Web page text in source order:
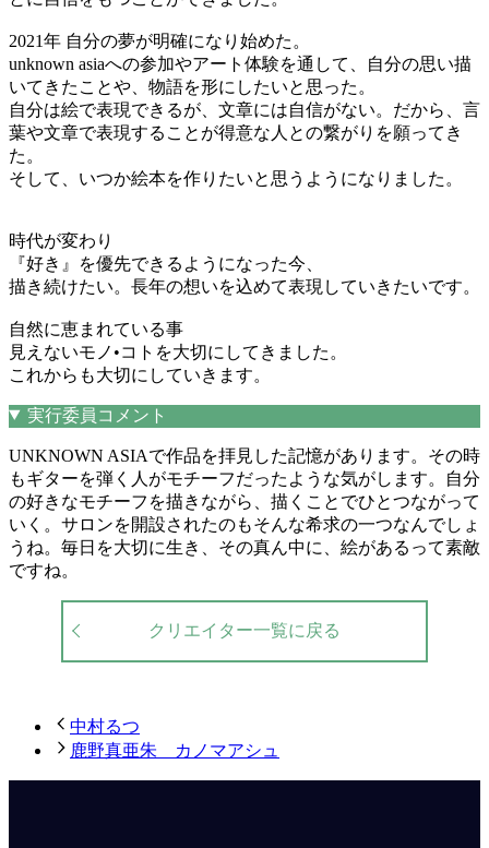
2021年 自分の夢が明確になり始めた。
unknown asiaへの参加やアート体験を通して、自分の思い描
いてきたことや、物語を形にしたいと思った。
自分は絵で表現できるが、文章には自信がない。だから、言
葉や文章で表現することが得意な人との繋がりを願ってき
た。
そして、いつか絵本を作りたいと思うようになりました。
時代が変わり
『好き』を優先できるようになった今、
描き続けたい。長年の想いを込めて表現していきたいです。
自然に恵まれている事
見えないモノ•コトを大切にしてきました。
これからも大切にしていきます。
実行委員コメント
UNKNOWN ASIAで作品を拝見した記憶があります。その時
もギターを弾く人がモチーフだったような気がします。自分
の好きなモチーフを描きながら、描くことでひとつながって
いく。サロンを開設されたのもそんな希求の一つなんでしょ
うね。毎日を大切に生き、その真ん中に、絵があるって素敵
ですね。
クリエイター一覧に戻る
中村るつ
鹿野真亜朱 カノマアシュ